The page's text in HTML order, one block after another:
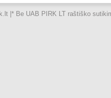
| * Be UAB PIRK LT raštiško